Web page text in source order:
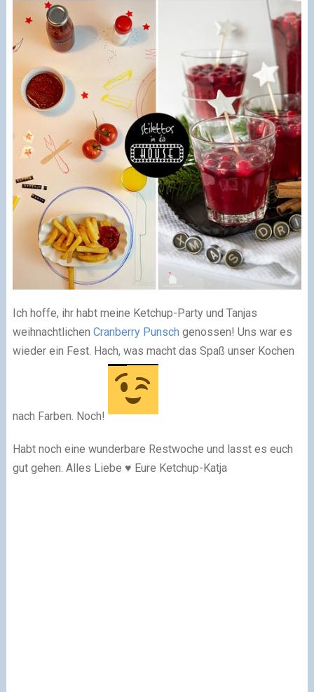
Ich hoffe, ihr habt meine Ketchup-Party und Tanjas
weihnachtlichen Cranberry Punsch genossen! Uns war es
wieder ein Fest. Hach, was macht das Spaß unser Kochen
nach Farben. Noch!
Habt noch eine wunderbare Restwoche und lasst es euch
gut gehen. Alles Liebe ♥ Eure Ketchup-Katja